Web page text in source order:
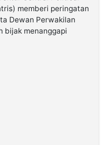
memberi peringatan
Dewan Perwakilan
bijak menanggapi